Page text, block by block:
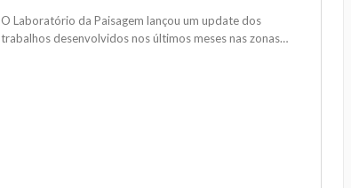
O Laboratório da Paisagem lançou um update dos
trabalhos desenvolvidos nos últimos meses nas zonas…